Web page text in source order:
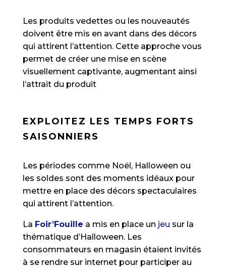
Les produits vedettes ou les nouveautés
doivent être mis en avant dans des décors
qui attirent l’attention. Cette approche vous
permet de créer une mise en scène
visuellement captivante, augmentant ainsi
l’attrait du produit
EXPLOITEZ LES TEMPS FORTS
SAISONNIERS
Les périodes comme Noël, Halloween ou
les soldes sont des moments idéaux pour
mettre en place des décors spectaculaires
qui attirent l’attention.
La Foir’Fouille a mis en place un jeu sur la
thématique d’Halloween. Les
consommateurs en magasin étaient invités
à se rendre sur internet pour participer au